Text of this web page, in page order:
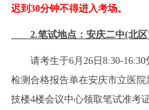
迟到30分钟不得进入考场。
2.笔试地点：安庆二中(北区)
请考生于6月26日8:30-16:30
检测合格报告单在安庆市立医
技楼4楼会议中心领取笔试准考